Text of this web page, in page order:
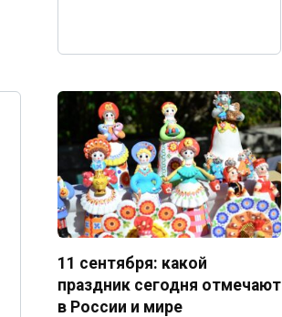
11 сентября: какой
праздник сегодня отмечают
в России и мире